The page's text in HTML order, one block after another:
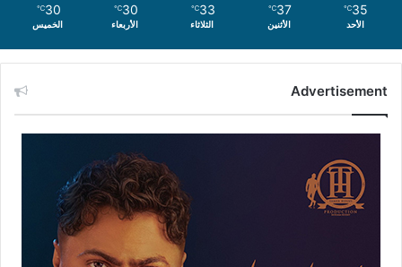
35
℃
الأحد
37
℃
الأثنين
33
℃
الثلاثاء
30
℃
الأربعاء
30
℃
الخميس
Advertisement